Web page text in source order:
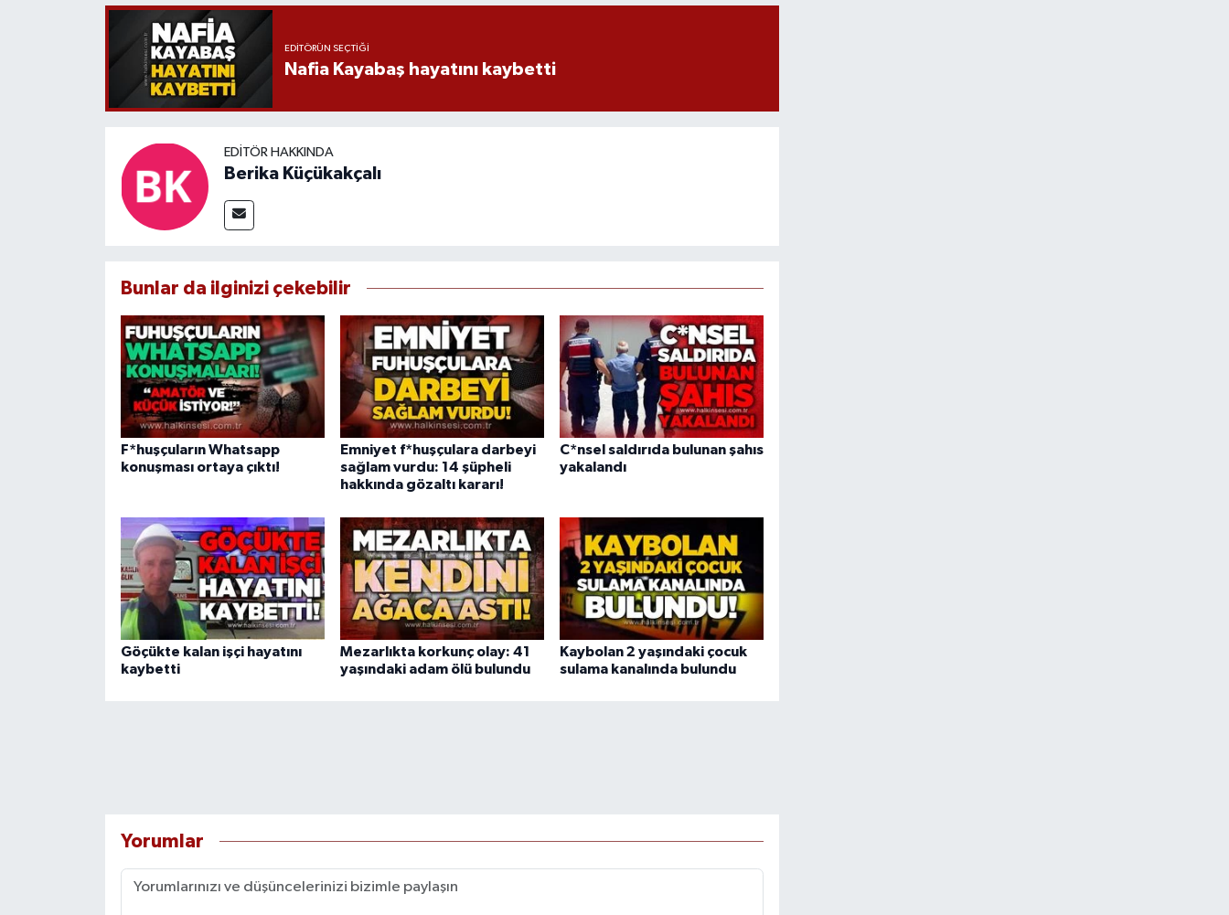
EDITÖRÜN SEÇTIĞI
Nafia Kayabaş hayatını kaybetti
EDITÖR HAKKINDA
Berika Küçükakçalı
Bunlar da ilginizi çekebilir
F*huşçuların Whatsapp
konuşması ortaya çıktı!
Emniyet f*huşçulara darbeyi
sağlam vurdu: 14 şüpheli
hakkında gözaltı kararı!
C*nsel saldırıda bulunan şahıs
yakalandı
Göçükte kalan işçi hayatını
kaybetti
Mezarlıkta korkunç olay: 41
yaşındaki adam ölü bulundu
Kaybolan 2 yaşındaki çocuk
sulama kanalında bulundu
Yorumlar